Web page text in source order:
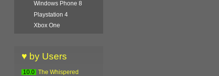
Windows Phone 8
Playstation 4
Xbox One
♥ by Users
10.0
The Whispered